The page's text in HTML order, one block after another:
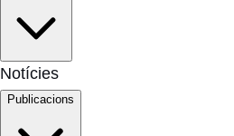
Notícies
Publicacions